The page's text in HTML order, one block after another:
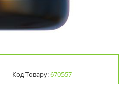
Код Товару:670557